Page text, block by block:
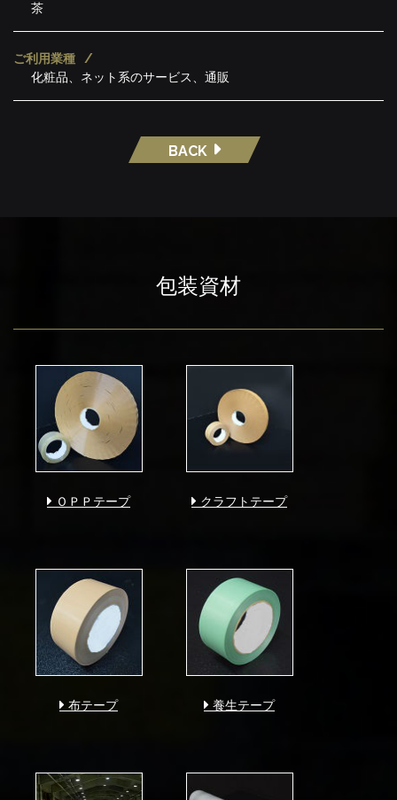
茶
ご利用業種
化粧品、ネット系のサービス、通販
BACK
包装資材
ＯＰＰテープ クラフトテープ
布テープ 養生テープ